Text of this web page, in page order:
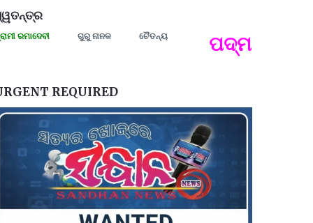
ଗୁରୁ ନାନକ ଚୈତନ୍ୟ ପଦ୍ମଶ୍ରୀ
REQUIRED